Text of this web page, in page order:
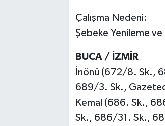
Çalışma Nedeni:
Şebeke Yenileme ve
BUCA / İZMİR
İnönü (672/8. Sk.,
689/3. Sk.,
Kemal (686. Sk.,
Sk., 686/31. Sk.,